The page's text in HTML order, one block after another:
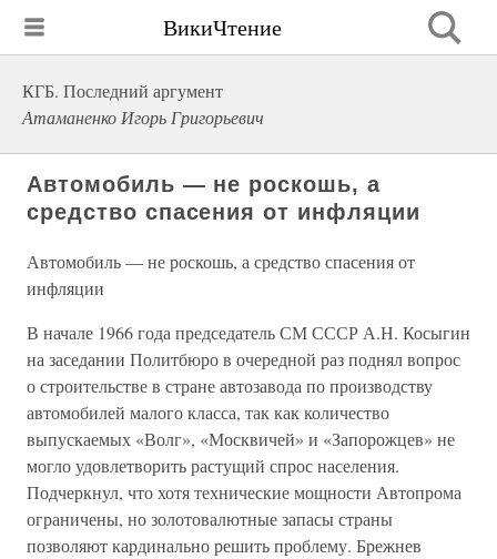
ВикиЧтение
КГБ. Последний аргумент
Атаманенко Игорь Григорьевич
Автомобиль — не роскошь, а
средство спасения от инфляции
Автомобиль — не роскошь, а средство спасения от
инфляции
В начале 1966 года председатель СМ СССР А.Н. Косыгин
на заседании Политбюро в очередной раз поднял вопрос
о строительстве в стране автозавода по производству
автомобилей малого класса, так как количество
выпускаемых «Волг», «Москвичей» и «Запорожцев» не
могло удовлетворить растущий спрос населения.
Подчеркнул, что хотя технические мощности Автопрома
ограничены, но золотовалютные запасы страны
позволяют кардинально решить проблему. Брежнев